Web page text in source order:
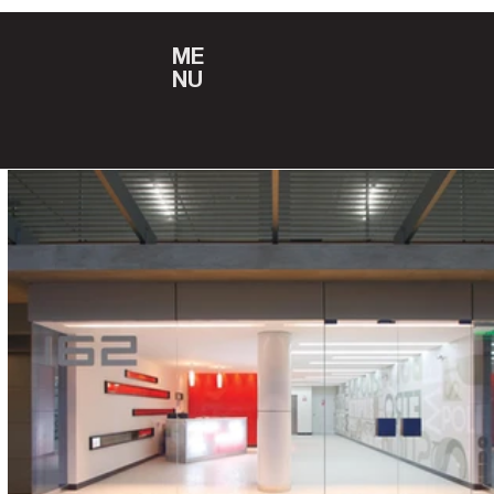
ME
NU